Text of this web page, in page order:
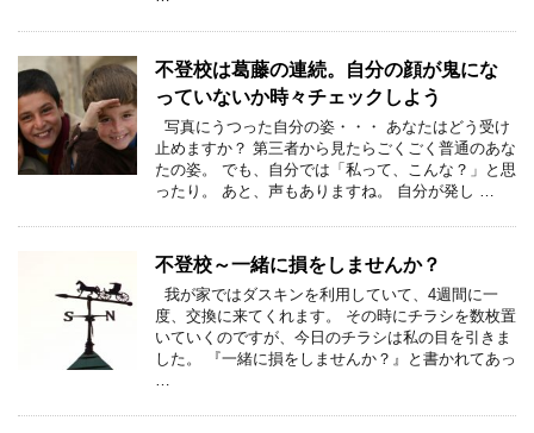
不登校は葛藤の連続。自分の顔が鬼にな
っていないか時々チェックしよう
写真にうつった自分の姿・・・ あなたはどう受け
止めますか？ 第三者から見たらごくごく普通のあな
たの姿。 でも、自分では「私って、こんな？」と思
ったり。 あと、声もありますね。 自分が発し …
不登校～一緒に損をしませんか？
我が家ではダスキンを利用していて、4週間に一
度、交換に来てくれます。 その時にチラシを数枚置
いていくのですが、今日のチラシは私の目を引きま
した。 『一緒に損をしませんか？』と書かれてあっ
…